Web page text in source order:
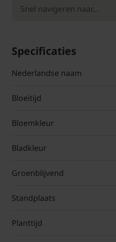
Specificaties
Nederlandse naam
Bloeitijd
Bloemkleur
Bladkleur
Groenblijvend
Standplaats
Planttijd